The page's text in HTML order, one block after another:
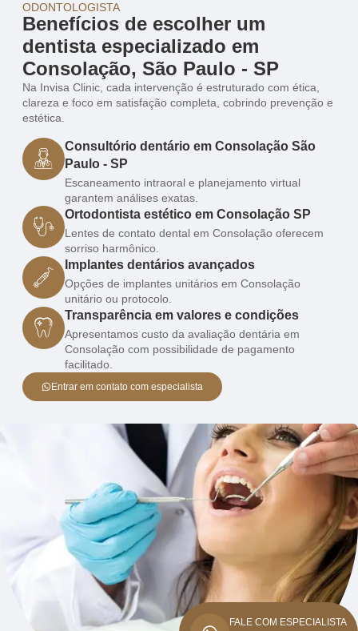
ODONTOLOGISTA
Benefícios de escolher um
dentista especializado em
Consolação, São Paulo - SP
Na Invisa Clinic, cada intervenção é estruturado com ética,
clareza e foco em satisfação completa, cobrindo prevenção e
estética.
Consultório dentário em Consolação São
Paulo - SP
Escaneamento intraoral e planejamento virtual
garantem análises exatas.
Ortodontista estético em Consolação SP
Lentes de contato dental em Consolação oferecem
sorriso harmônico.
Implantes dentários avançados
Opções de implantes unitários em Consolação
unitário ou protocolo.
Transparência em valores e condições
Apresentamos custo da avaliação dentária em
Consolação com possibilidade de pagamento
facilitado.
Entrar em contato com especialista
FALE COM ESPECIALISTA